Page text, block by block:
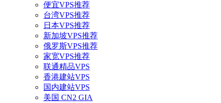
便宜VPS推荐
台湾VPS推荐
日本VPS推荐
新加坡VPS推荐
俄罗斯VPS推荐
家宽VPS推荐
联通精品VPS
香港建站VPS
国内建站VPS
美国 CN2 GIA